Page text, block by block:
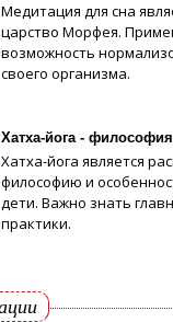
Медитация для сна
царство Морфея.
возможность
своего организма.
Хатха-йога -
Хатха-йога является
философию и
дети. Важно знать
практики.